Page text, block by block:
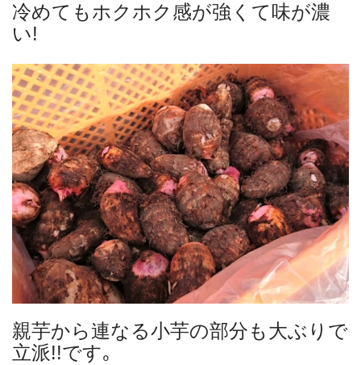
冷めてもホクホク感が強くて味が濃
い!
親芋から連なる小芋の部分も大ぶりで
立派!!です｡